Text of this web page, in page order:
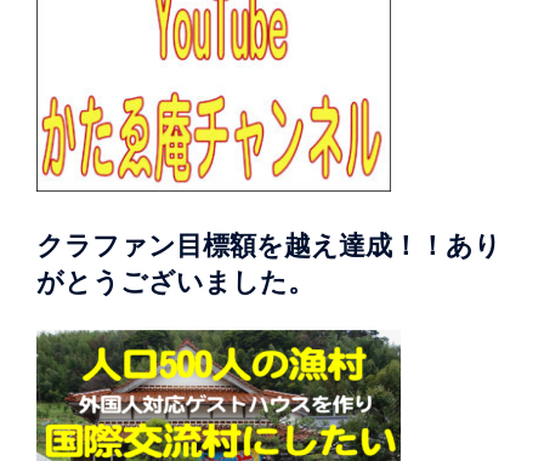
クラファン目標額を越え達成！！あり
がとうございました。